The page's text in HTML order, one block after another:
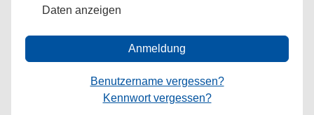
Daten anzeigen
Anmeldung
Benutzername vergessen?
Kennwort vergessen?